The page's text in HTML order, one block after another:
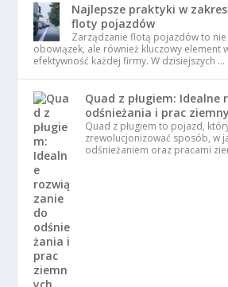
Najlepsze praktyki w
floty pojazdów
Zarządzanie flotą pojazdów to
obowiązek, ale również kluczowy element
efektywność każdej firmy. W dzisiejszych …
Quad z pługiem: Idealne
odśnieżania i prac
Quad z pługiem to pojazd,
zrewolucjonizować sposób, w
odśnieżaniem oraz pracami